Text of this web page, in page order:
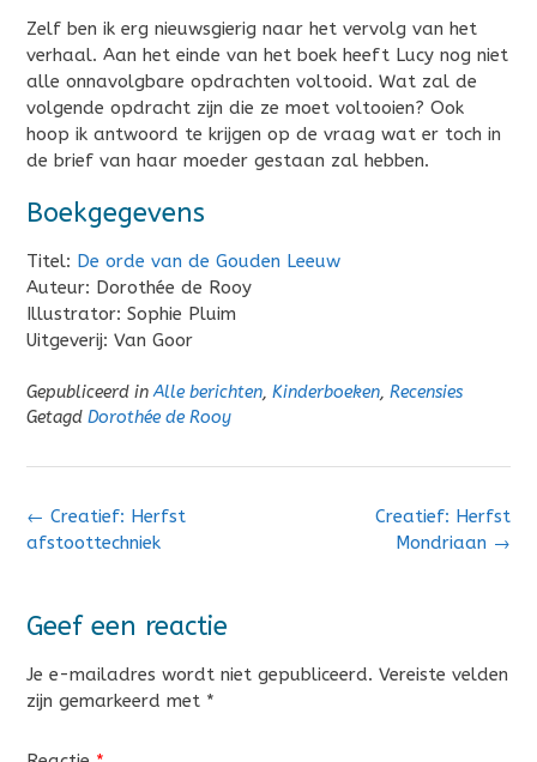
Zelf ben ik erg nieuwsgierig naar het vervolg van het
verhaal. Aan het einde van het boek heeft Lucy nog niet
alle onnavolgbare opdrachten voltooid. Wat zal de
volgende opdracht zijn die ze moet voltooien? Ook
hoop ik antwoord te krijgen op de vraag wat er toch in
de brief van haar moeder gestaan zal hebben.
Boekgegevens
Titel: De orde van de Gouden Leeuw
Auteur: Dorothée de Rooy
Illustrator: Sophie Pluim
Uitgeverij: Van Goor
Gepubliceerd inAlle berichten, Kinderboeken, Recensies
Getagd Dorothée de Rooy
Bericht
navigatie
Creatief: Herfst
Mondriaan →
← Creatief: Herfst
afstoottechniek
Geef een reactie
Je e-mailadres wordt niet gepubliceerd. Vereiste velden
zijn gemarkeerd met *